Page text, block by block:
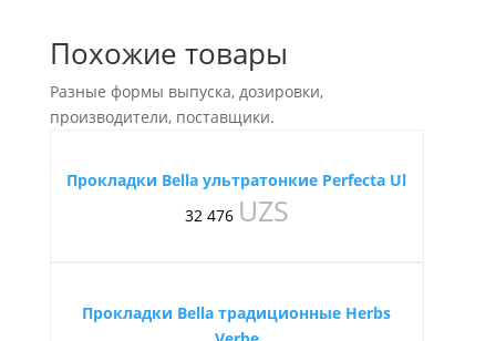
Похожие товары
Разные формы выпуска, дозировки,
производители, поставщики.
Прокладки Bella ультратонкие Perfecta Ul
32 476 UZS
Прокладки Bella традиционные Herbs